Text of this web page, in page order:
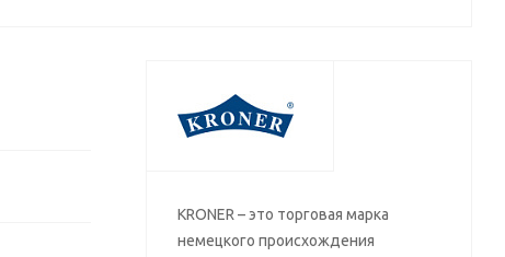
KRONER – это торговая марка
немецкого происхождения